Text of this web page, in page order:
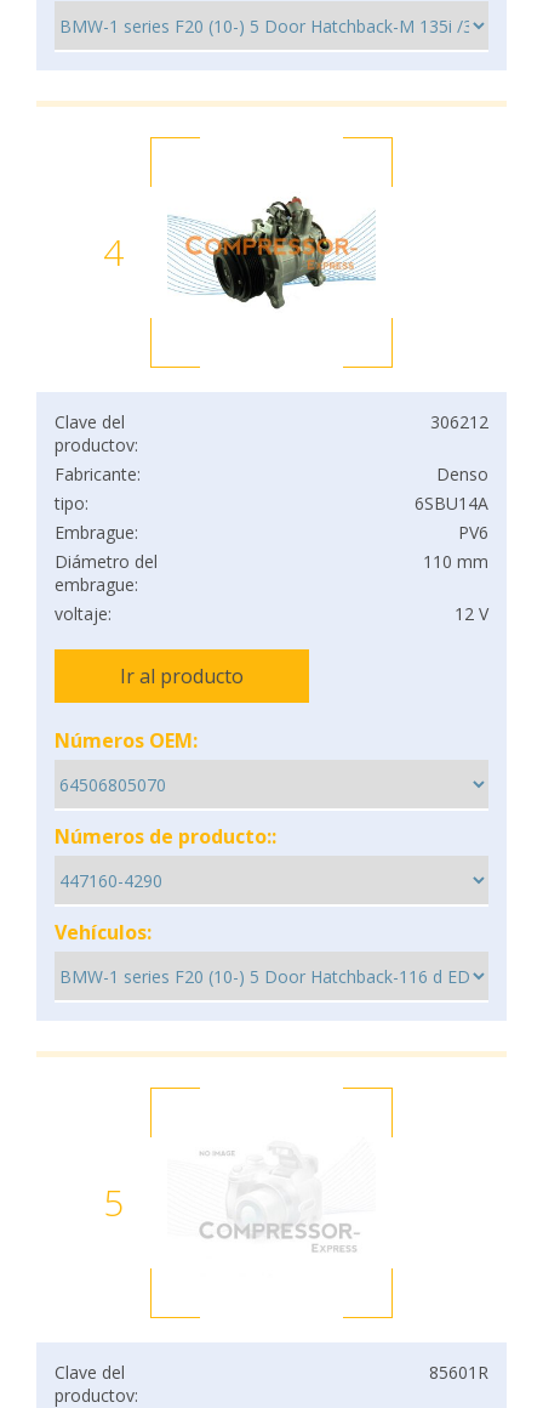
4
Clave del
productov:
306212
Fabricante:
Denso
tipo:
6SBU14A
Embrague:
PV6
Diámetro del
embrague:
110 mm
voltaje: 12 V
Ir al producto
Números OEM:
Números de producto::
Vehículos:
5
Clave del
productov:
85601R